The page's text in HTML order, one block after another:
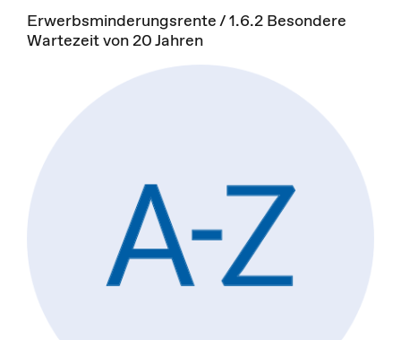
Erwerbsminderungsrente / 1.6.2 Besondere
Wartezeit von 20 Jahren